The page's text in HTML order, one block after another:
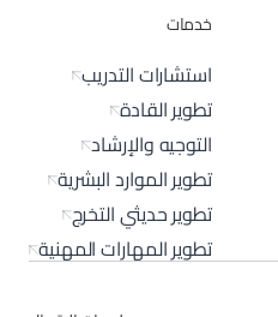
خدمات
استشارات التدريب
تطوير القادة
التوجيه والإرشاد
تطوير الموارد البشرية
تطوير حديثي التخرج
تطوير المهارات المهنية